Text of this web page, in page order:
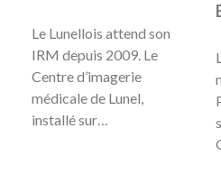
Le Lunellois attend son
IRM depuis 2009. Le
Centre d’imagerie
médicale de Lunel,
installé sur…